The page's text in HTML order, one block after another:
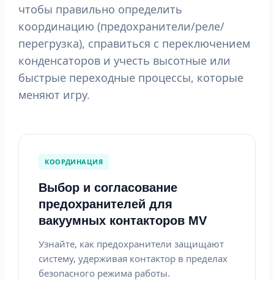
чтобы правильно определить
координацию (предохранители/реле/
перегрузка), справиться с переключением
конденсаторов и учесть высотные или
быстрые переходные процессы, которые
меняют игру.
КООРДИНАЦИЯ
Выбор и согласование
предохранителей для
вакуумных контакторов MV
Узнайте, как предохранители защищают
систему, удерживая контактор в пределах
безопасного режима работы.